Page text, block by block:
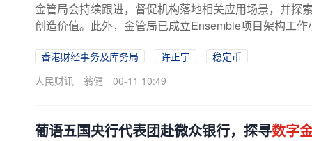
金管局会持续跟进，督促机构落地相关应用场景，并探
创造价值。此外，金管局已成立Ensemble项目架构工
香港财经事务及库务局 许正宇
稳定币
人民财讯
翁健 06-11 10:49
葡语五国央行代表团赴微众银行，探寻数字